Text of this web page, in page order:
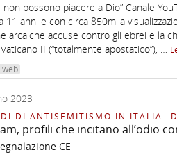
non possono piacere a Dio” Canale
11 anni e con circa 850mila
arcaiche accuse contro gli ebrei e la
II (“totalmente apostatico”), …
2023
DI ANTISEMITISMO IN ITALIA –
profili che incitano all’odio
CE